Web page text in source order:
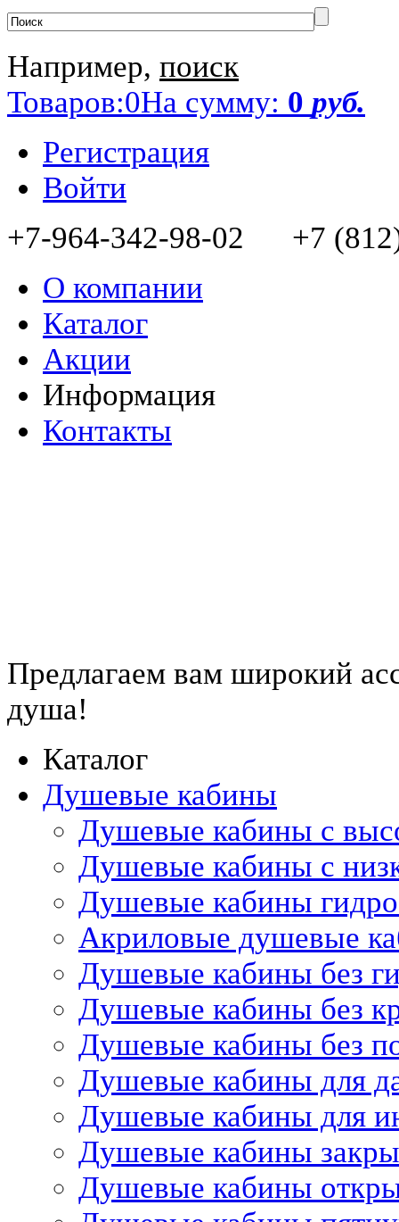
Например, поиск
Товаров:0На сумму: 0 руб.
Регистрация
Войти
+7-964-342-98-02 +7
О компании
Каталог
Акции
Информация
Контакты
Предлагаем вам широкий
душа!
Каталог
Душевые кабины
Душевые кабины с
Душевые кабины с
Душевые кабины
Акриловые душевые
Душевые кабины без
Душевые кабины без
Душевые кабины без
Душевые кабины для
Душевые кабины для
Душевые кабины
Душевые кабины